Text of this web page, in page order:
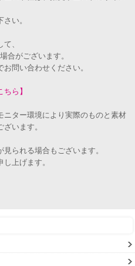
い。
、
合がございます。
問い合わせください。
ら】
ター環境により実際のものと素材
います。
られる場合もございます。
上げます。